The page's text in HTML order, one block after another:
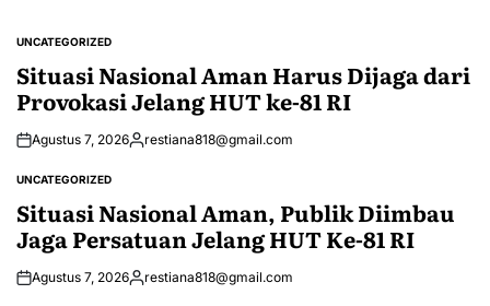
POSTED
UNCATEGORIZED
Situasi Nasional Aman Harus Dijaga dari
Provokasi Jelang HUT ke-81 RI
Agustus 7, 2026Posted
restiana818@gmail.com
POSTED
UNCATEGORIZED
Situasi Nasional Aman, Publik Diimbau
Jaga Persatuan Jelang HUT Ke-81 RI
Agustus 7, 2026Posted
restiana818@gmail.com